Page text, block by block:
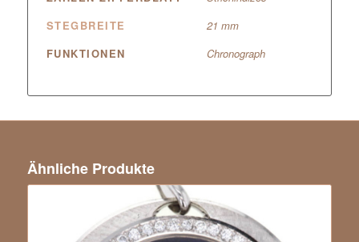
STEGBREITE
21 mm
FUNKTIONEN
Chronograph
Ähnliche Produkte